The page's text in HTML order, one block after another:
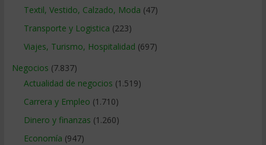
Textil, Vestido, Calzado, Moda (47)
Transporte y Logistica (223)
Viajes, Turismo, Hospitalidad (697)
Negocios (7.837)
Actualidad de negocios (1.519)
Carrera y Empleo (1.710)
Dinero y finanzas (1.260)
Economía (947)